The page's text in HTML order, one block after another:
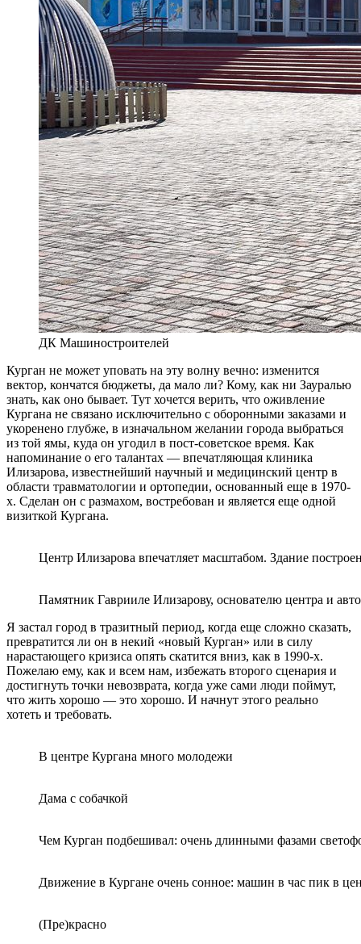
ДК Машиностроителей
Курган не может уповать на эту волну вечно: изменится
вектор, кончатся бюджеты, да мало ли? Кому, как ни Зауралью
знать, как оно бывает. Тут хочется верить, что оживление
Кургана не связано исключительно с оборонными заказами и
укоренено глубже, в изначальном желании города выбраться
из той ямы, куда он угодил в пост-советское время. Как
напоминание о его талантах — впечатляющая клиника
Илизарова, известнейший научный и медицинский центр в
области травматологии и ортопедии, основанный еще в 1970-
х. Сделан он с размахом, востребован и является еще одной
визиткой Кургана.
Центр Илизарова впечатляет масштабом. Здание
Памятник Гаврииле Илизарову, основателю центра и
Я застал город в тразитный период, когда еще сложно сказать,
превратится ли он в некий «новый Курган» или в силу
нарастающего кризиса опять скатится вниз, как в 1990-х.
Пожелаю ему, как и всем нам, избежать второго сценария и
достигнуть точки невозврата, когда уже сами люди поймут,
что жить хорошо — это хорошо. И начнут этого реально
хотеть и требовать.
В центре Кургана много молодежи
Дама с собачкой
Чем Курган подбешивал: очень длинными фазами
Движение в Кургане очень сонное: машин в час пик в
(Пре)красно